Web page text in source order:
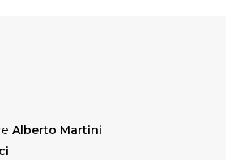
Alberto Martini